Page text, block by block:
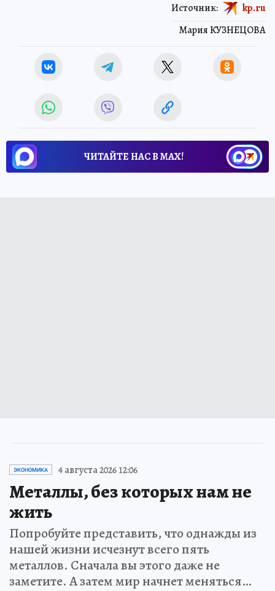
Мария КУЗНЕЦОВА
Источник: kp.ru
ЧИТАЙТЕ НАС В МАХ!
ЭКОНОМИКА 4 августа 2026 12:06
Металлы, без которых нам не
жить
Попробуйте представить, что однажды из
нашей жизни исчезнут всего пять
металлов. Сначала вы этого даже не
заметите. А затем мир начнет меняться…